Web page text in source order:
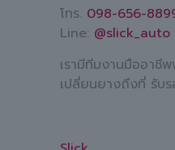
โทร. 098-656-
Line: @slick_auto
เรามีทีมงานมืออาชี
เปลี่ยนยางถึงที่ รับ